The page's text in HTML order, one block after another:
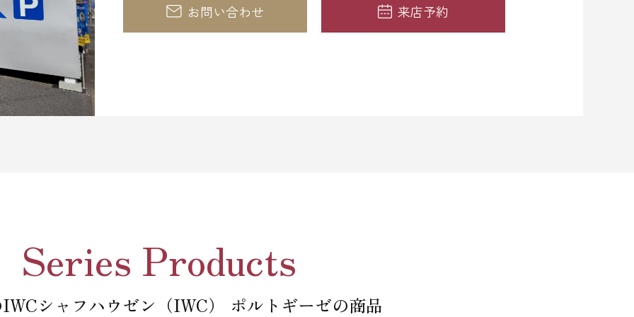
お問い合わせ 来店予約
Series Products
シャフハウゼン（IWC） ポルトギーゼの商品